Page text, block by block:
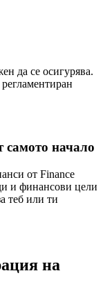
да се осигурява.
самото начало
от Finance
и финансови цели
теб или ти
на